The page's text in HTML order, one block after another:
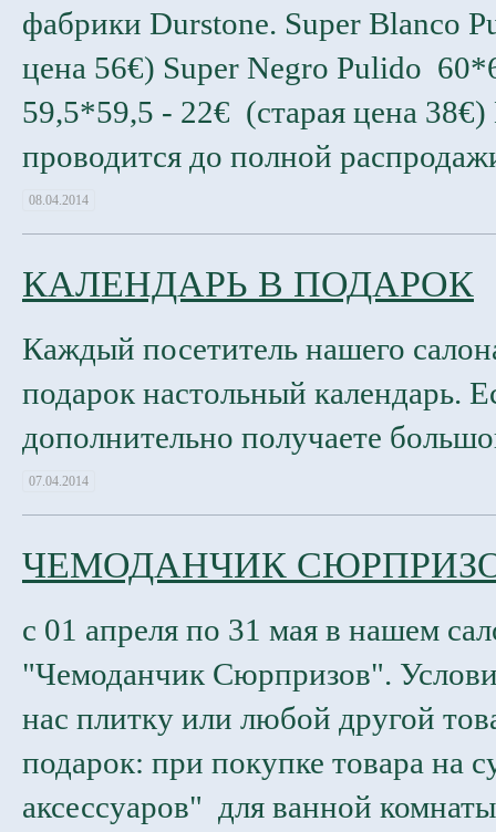
фабрики Durstone. Super Blanco
цена 56€) Super Negro Pulido
59,5*59,5 - 22€ (старая цена
проводится до полной
08.04.2014
КАЛЕНДАРЬ В ПОДАРОК
Каждый посетитель нашего
подарок настольный
дополнительно получаете
07.04.2014
ЧЕМОДАНЧИК
с 01 апреля по 31 мая в нашем
"Чемоданчик Сюрпризов".
нас плитку или любой другой
подарок: при покупке товара на
аксессуаров" для ванной